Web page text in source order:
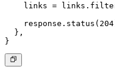
links =
  },